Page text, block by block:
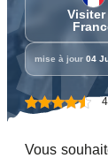
Visiter
mise à jour 04
Vous